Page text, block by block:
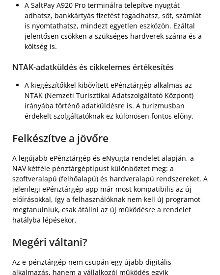
A SaltPay A920 Pro terminálra telepítve nyugtát
adhatsz, bankkártyás fizetést fogadhatsz, sőt, számlát
is nyomtathatsz, mindezt egyetlen eszközön. Ezáltal
jelentősen csökken a szükséges hardverek száma és a
költség is.
NTAK-adatküldés és cikkelemes értékesítés
A kiegészítőkkel kibővített ePénztárgép alkalmas az
NTAK (Nemzeti Turisztikai Adatszolgáltató Központ)
irányába történő adatküldésre is. A turizmusban
érdekelt szolgáltatóknak ez különösen fontos előny.
Felkészítve a jövőre
A legújabb ePénztárgép és eNyugta rendelet alapján, a
NAV kétféle pénztárgéptípust különböztet meg: a
szoftveralapú (felhőalapú) és hardveralapú rendszereket. A
jelenlegi ePénztárgép app már most kompatibilis az új
előírásokkal, így a felhasználóknak nem kell új programot
megtanulniuk, csak átállni az új működésre a rendelet
hatályba lépésekor.
Megéri váltani?
Az e-pénztárgép nem csupán egy újabb digitális
alkalmazás, hanem a vállalkozói működés egyik